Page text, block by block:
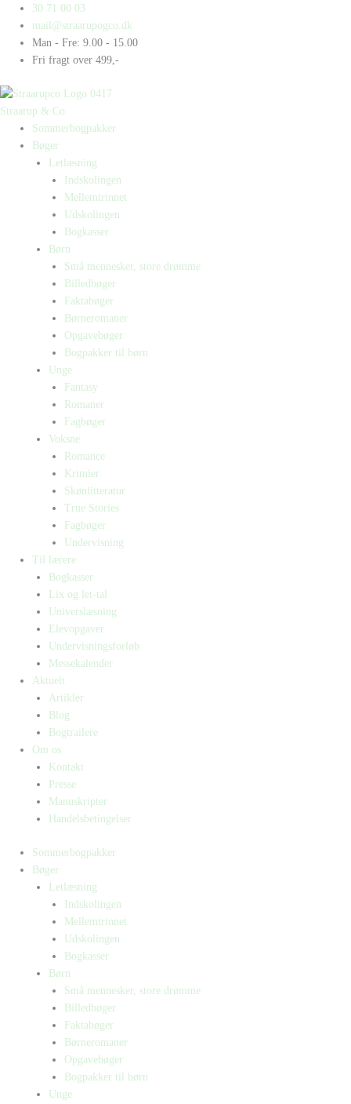
indholdet
30 71 00 03
mail@straarupogco.dk
Man - Fre: 9.00 - 15.00
Fri fragt over 499,-
Straarup & Co
Sommerbogpakker
Bøger
Letlæsning
Indskolingen
Mellemtrinnet
Udskolingen
Bogkasser
Børn
Små mennesker, store drømme
Billedbøger
Faktabøger
Børneromaner
Opgavebøger
Bogpakker til børn
Unge
Fantasy
Romaner
Fagbøger
Voksne
Romance
Krimier
Skønlitteratur
True Stories
Fagbøger
Undervisning
Til lærere
Bogkasser
Lix og let-tal
Universlæsning
Elevopgaver
Undervisningsforløb
Messekalender
Aktuelt
Artikler
Blog
Bogtrailere
Om os
Kontakt
Presse
Manuskripter
Handelsbetingelser
Sommerbogpakker
Bøger
Letlæsning
Indskolingen
Mellemtrinnet
Udskolingen
Bogkasser
Børn
Små mennesker, store drømme
Billedbøger
Faktabøger
Børneromaner
Opgavebøger
Bogpakker til børn
Unge
Products
search
Products
search
talskasse